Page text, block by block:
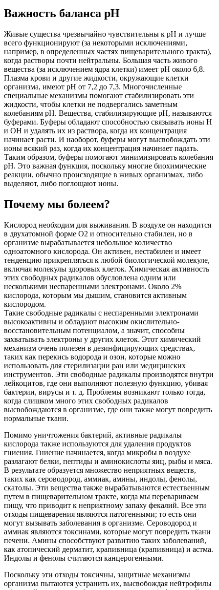
Важность баланса pH
Живые существа чрезвычайно чувствительны к pH и лучше
всего функционируют (за некоторыми исключениями,
например, в определенных частях пищеварительного тракта),
когда растворы почти нейтральны. Большая часть живого
вещества (за исключением ядра клетки) имеет pH около 6,8.
Плазма крови и другие жидкости, окружающие клетки
организма, имеют pH от 7,2 до 7,3. Многочисленные
специальные механизмы помогают стабилизировать эти
жидкости, чтобы клетки не подвергались заметным
колебаниям pH. Вещества, стабилизирующие pH, называются
буферами. Буферы обладают способностью связывать ионы H
и OH и удалять их из раствора, когда их концентрация
начинает расти. И наоборот, буферы могут высвобождать эти
ионы всякий раз, когда их концентрация начинает падать.
Таким образом, буферы помогают минимизировать колебания
pH. Это важная функция, поскольку многие биохимические
реакции, обычно происходящие в живых организмах, либо
выделяют, либо поглощают ионы.
Почему мы болеем?
Кислород необходим для выживания. В воздухе он находится
в двухатомной форме O2 и относительно стабилен, но в
организме вырабатывается небольшое количество
одноатомного кислорода. Он активен, нестабилен и имеет
тенденцию прикрепляться к любой биологической молекуле,
включая молекулы здоровых клеток. Химическая активность
этих свободных радикалов обусловлена ​​одним или
несколькими неспаренными электронами. Около 2%
кислорода, которым мы дышим, становится активным
кислородом.
Такие свободные радикалы с неспаренными электронами
высокоактивны и обладают высоким окислительно-
восстановительным потенциалом, а значит, способны
захватывать электроны у других клеток. Этот химический
механизм очень полезен в дезинфицирующих средствах,
таких как перекись водорода и озон, которые можно
использовать для стерилизации ран или медицинских
инструментов. Эти свободные радикалы производятся внутри
лейкоцитов, где они выполняют полезную функцию, убивая
бактерии, вирусы и т. д. Проблемы возникают только тогда,
когда слишком много этих свободных радикалов
высвобождаются в организме, где они также могут повредить
нормальные ткани.
Помимо уничтожения бактерий, активные радикалы
кислорода также используются для удаления продуктов
гниения. Гниение начинается, когда микробы в воздухе
разлагают белки, пептиды и аминокислоты яиц, рыбы и мяса.
В результате образуется множество неприятных веществ,
таких как сероводород, аммиак, амины, индолы, фенолы,
скатолы. Эти вещества также вырабатываются естественным
путем в пищеварительном тракте, когда мы перевариваем
пищу, что приводит к неприятному запаху фекалий. Все эти
отходы пищеварения являются патогенными; то есть они
могут вызывать заболевания в организме. Сероводород и
аммиак являются токсинами, которые могут повредить ткани
печени. Амины способствуют развитию таких заболеваний,
как атопический дерматит, крапивница (крапивница) и астма.
Индолы и фенолы считаются канцерогенными.
Поскольку эти отходы токсичны, защитные механизмы
организма пытаются устранить их, высвобождая нейтрофилы